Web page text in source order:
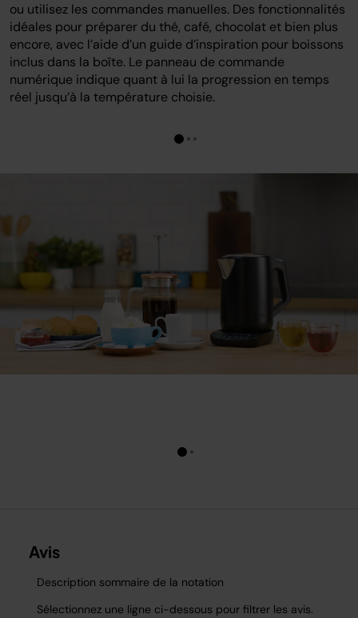
ou utilisez les commandes manuelles. Des fonctionnalités
idéales pour préparer du thé, café, chocolat et bien plus
encore, avec l’aide d’un guide d’inspiration pour boissons
inclus dans la boîte. Le panneau de commande
numérique indique quant à lui la progression en temps
réel jusqu’à la température choisie.